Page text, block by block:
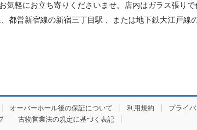
気軽にお立ち寄りくださいませ。店内はガラス張り
都営新宿線の新宿三丁目駅 、または地下鉄大江戸線
オーバーホール後の保証について 利用規約
プライ
古物営業法の規定に基づく表記